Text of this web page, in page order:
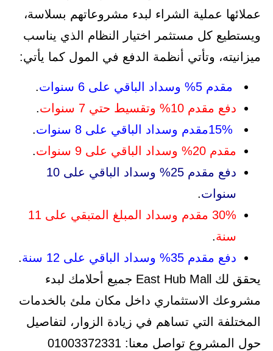
عملائها عملية الشراء لبدء مشروعاتهم بسلاسة،
ويستطيع كل مستثمر اختيار النظام الذي يناسب
ميزانيته، وتأتي أنظمة الدفع في المول كما يأتي:
مقدم 5% وسداد الباقي على 6 سنوات
.
دفع مقدم 10% وتقسيط حتي 7 سنوات
.
.
مقدم 20% وسداد الباقي على 9 سنوات
.
دفع مقدم 25% وسداد الباقي على 10
سنوات.
30% مقدم وسداد المبلغ المتبقي على 11
سنة.
دفع مقدم 35% وسداد الباقي على 12 سنة
.
يحقق لك East Hub Mall جميع أحلامك لبدء
مشروعك الاستثماري داخل مكان ملئ بالخدمات
المختلفة التي تساهم في زيادة الزوار، لتفاصيل
حول المشروع تواصل معنا: 01003372331